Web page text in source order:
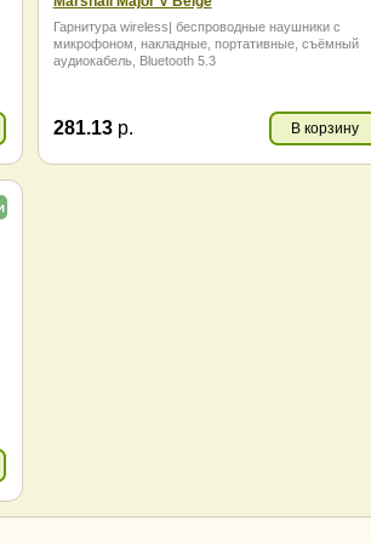
Xiaomi
Yealink
Оклик
Гарнитура wireless| беспроводные наушники с
микрофоном, накладные, портативные, съёмный
аудиокабель, Bluetooth 5.3
281.13 р. В корзину